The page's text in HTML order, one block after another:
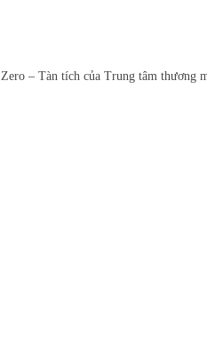
– Tàn tích của Trung tâm thương